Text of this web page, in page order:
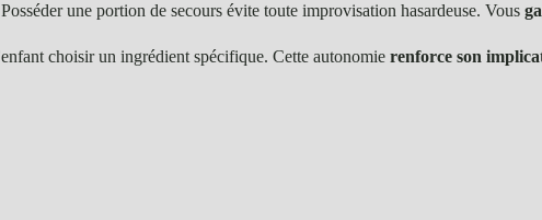
une portion de secours évite toute improvisation hasardeuse. Vous
choisir un ingrédient spécifique. Cette autonomie renforce son